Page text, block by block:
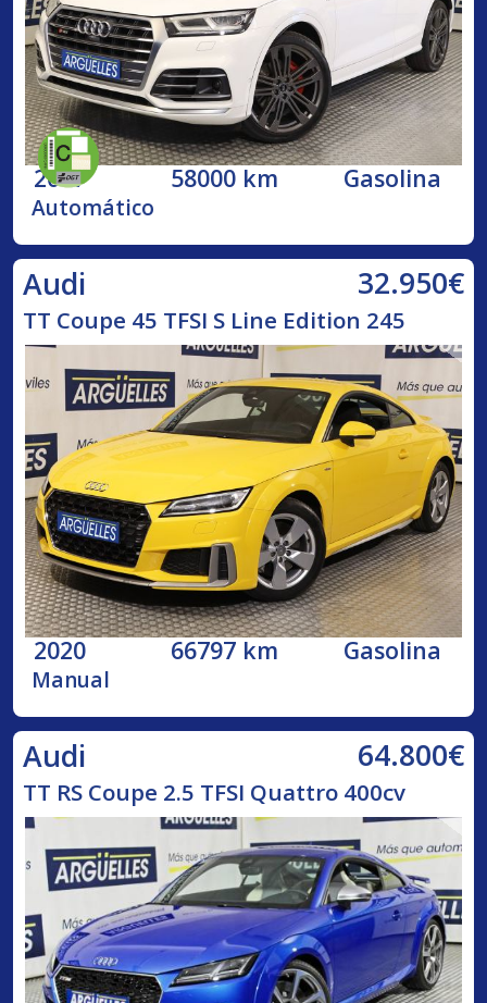
2017 58000 km Gasolina
Automático
Audi 32.950€
TT Coupe 45 TFSI S Line Edition 245
2020 66797 km Gasolina
Manual
Audi 64.800€
TT RS Coupe 2.5 TFSI Quattro 400cv